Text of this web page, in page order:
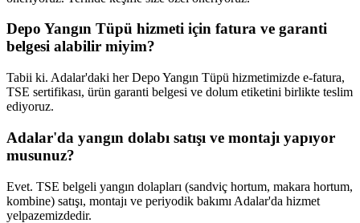
Depo Yangın Tüpü hizmeti için fatura ve garanti
belgesi alabilir miyim?
Tabii ki. Adalar'daki her Depo Yangın Tüpü hizmetimizde e-fatura,
TSE sertifikası, ürün garanti belgesi ve dolum etiketini birlikte teslim
ediyoruz.
Adalar'da yangın dolabı satışı ve montajı yapıyor
musunuz?
Evet. TSE belgeli yangın dolapları (sandviç hortum, makara hortum,
kombine) satışı, montajı ve periyodik bakımı Adalar'da hizmet
yelpazemizdedir.